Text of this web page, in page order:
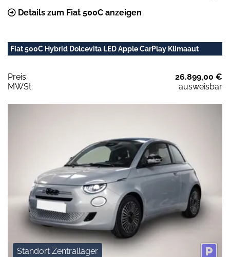
Details zum Fiat 500C anzeigen
Fiat 500C Hybrid Dolcevita LED Apple CarPlay Klimaaut
Preis:
26.899,00 €
MWSt:
ausweisbar
Standort Zentrallager